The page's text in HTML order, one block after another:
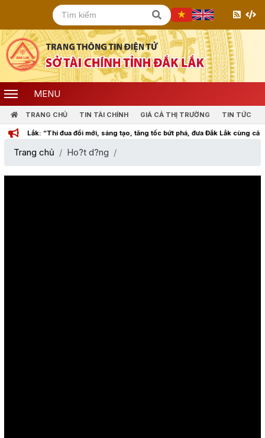
MENU
TRANG CHỦ TIN TÀI CHÍNH GIÁ CẢ THỊ TRƯỜNG TIN TỨC
Lắk: “Thi đua đổi mới, sáng tạo, tăng tốc bứt phá, đưa Đắk Lắk cùng cả nước
Trang chủ Ho?t d?ng